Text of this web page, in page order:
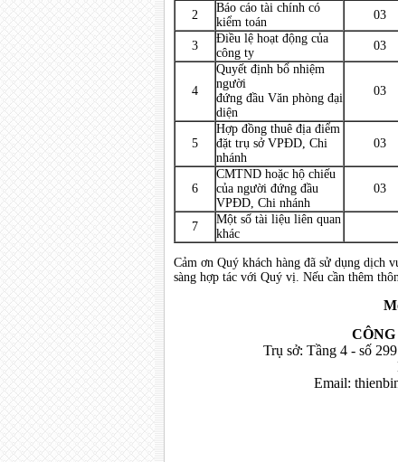
2
Báo cáo tài chính có
kiểm toán
03
3
Điều lệ hoạt động của
công ty
03
4
Quyết định bổ nhiệm
người
đứng đầu Văn phòng đại
diện
03
5
Hợp đồng thuê địa điểm
đặt trụ sở VPĐD, Chi
nhánh
03
6
CMTND hoặc hộ chiếu
của người đứng đầu
VPĐD, Chi nhánh
03
7
Một số tài liệu liên quan
khác
Cảm ơn Quý khách hàng đã sử dụng dịch
sàng hợp tác với Quý vị. Nếu cần thêm
Trụ sở: Tầng 4 - số
Email: